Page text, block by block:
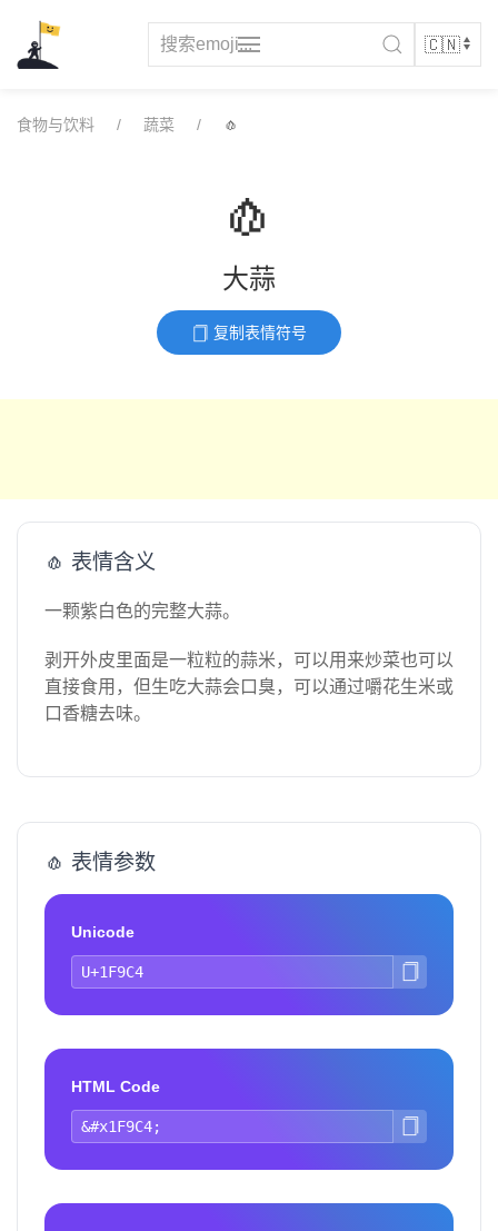
content
食物与饮料 蔬菜 🧄
🧄
大蒜
复制表情符号
🧄 表情含义
一颗紫白色的完整大蒜。
剥开外皮里面是一粒粒的蒜米，可以用来炒菜也可以
直接食用，但生吃大蒜会口臭，可以通过嚼花生米或
口香糖去味。
🧄 表情参数
Unicode
HTML Code